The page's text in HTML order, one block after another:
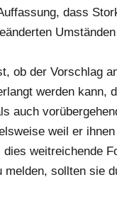
dass
ob der Vorschlag
werden kann,
auch
weil er
dies weitreichende
sollten sie